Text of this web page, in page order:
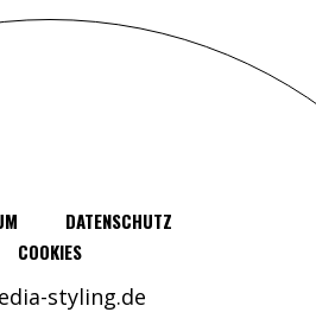
DATENSCHUTZ
COOKIES
styling.deContact